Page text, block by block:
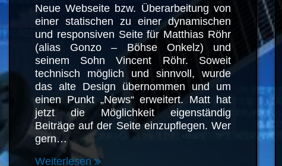
Neue Webseite bzw. Überarbeitung
von einer statischen zu einer
dynamischen und responsiven Seite
für Matthias Röhr (alias Gonzo –
Böhse Onkelz) und seinem Sohn
Vincent Röhr. Soweit technisch
möglich und sinnvoll, wurde das alte
Design übernommen und um einen
Punkt „News“ erweitert. Matt hat
jetzt die Möglichkeit eigenständig
Beiträge auf der Seite einzupflegen.
Wer gern…